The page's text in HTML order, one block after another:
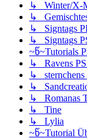
↳ Winter/X-
↳
↳ Signtags
↳ Signtags
~წ~Tutorials
↳ Ravens
↳ sternchens
↳
↳ Romanas
↳ Tine
↳ Lylia
~წ~Tutorial